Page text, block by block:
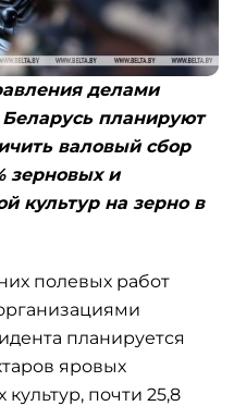
делами
планируют
валовый сбор
зерновых и
культур на зерно в
полевых работ
планируется
яровых
почти 25,8